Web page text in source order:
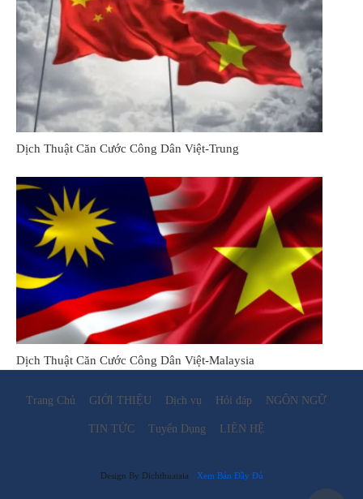
Dịch Thuật Căn Cước Công Dân Việt-Trung
Dịch Thuật Căn Cước Công Dân Việt-Malaysia
Trang Chủ GIỚI THIỆU Dịch vụ Hỏi đáp NGÔN NGỮ
TIN TỨC Tuyển Dụng LIÊN HỆ
Design By Dichthuataia Xem Bản Đầy Đủ